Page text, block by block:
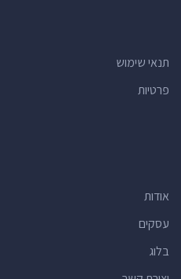
תנאי שימוש
פרטיות
אודות
עסקים
בלוג